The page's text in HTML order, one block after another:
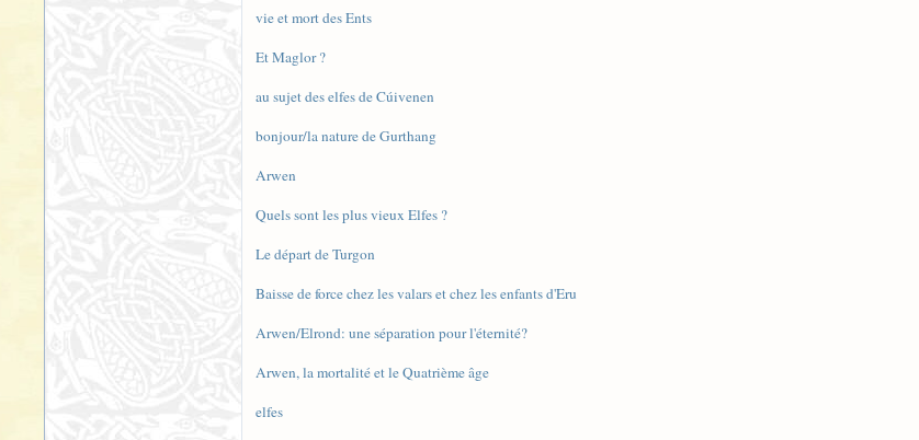
vie et mort des Ents
Et Maglor ?
au sujet des elfes de Cúivenen
bonjour/la nature de Gurthang
Arwen
Quels sont les plus vieux Elfes ?
Le départ de Turgon
Baisse de force chez les valars et chez les enfants d'Eru
Arwen/Elrond: une séparation pour l'éternité?
Arwen, la mortalité et le Quatrième âge
elfes